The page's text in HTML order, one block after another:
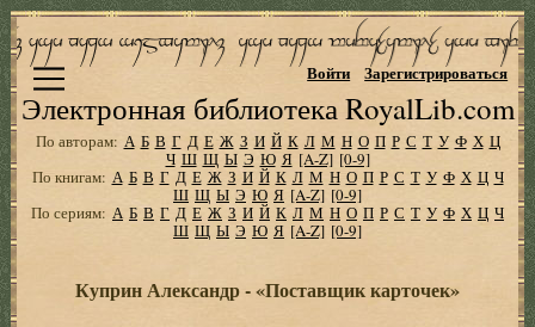
Электронная библиотека RoyalLib.com
Войти Зарегистрироваться
По авторам: А Б В Г Д Е Ж З И Й К Л М Н О П Р С Т У Ф Х Ц
Ч Ш Щ Ы Э Ю Я [A-Z] [0-9]
По книгам: А Б В Г Д Е Ж З И Й К Л М Н О П Р С Т У Ф Х Ц Ч
Ш Щ Ы Э Ю Я [A-Z] [0-9]
По сериям: А Б В Г Д Е Ж З И Й К Л М Н О П Р С Т У Ф Х Ц Ч
Ш Щ Ы Э Ю Я [A-Z] [0-9]
Куприн Александр - «Поставщик карточек»